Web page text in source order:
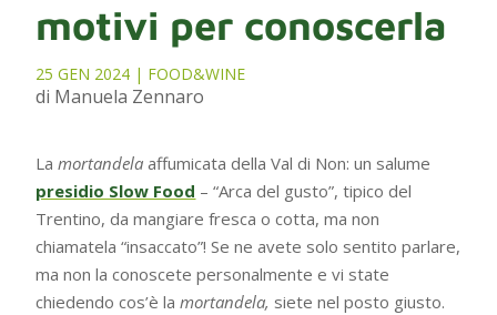
motivi per conoscerla
25 GEN 2024 | FOOD&WINE
di Manuela Zennaro
Lamortandela affumicata della Val di Non: un salume
presidio Slow Food – “Arca del gusto”, tipico del
Trentino, da mangiare fresca o cotta, ma non
chiamatela “insaccato”! Se ne avete solo sentito parlare,
ma non la conoscete personalmente e vi state
chiedendo cos’è lamortandela, siete nel posto giusto.